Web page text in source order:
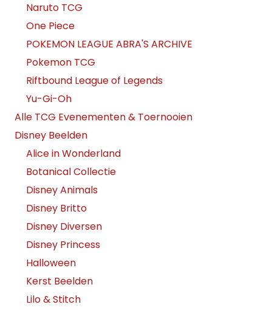
Naruto TCG
One Piece
POKEMON LEAGUE ABRA'S ARCHIVE
Pokemon TCG
Riftbound League of Legends
Yu-Gi-Oh
Alle TCG Evenementen & Toernooien
Disney Beelden
Alice in Wonderland
Botanical Collectie
Disney Animals
Disney Britto
Disney Diversen
Disney Princess
Halloween
Kerst Beelden
Lilo & Stitch